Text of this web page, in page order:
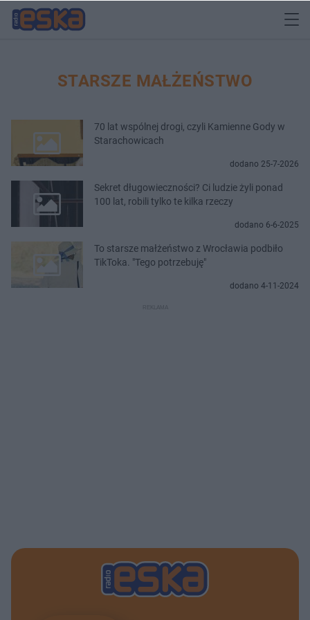
STARSZE MAŁŻEŃSTWO
70 lat wspólnej drogi, czyli Kamienne Gody w
Starachowicach
dodano 25-7-2026
Sekret długowieczności? Ci ludzie żyli ponad
100 lat, robili tylko te kilka rzeczy
dodano 6-6-2025
To starsze małżeństwo z Wrocławia podbiło
TikToka. "Tego potrzebuję"
dodano 4-11-2024